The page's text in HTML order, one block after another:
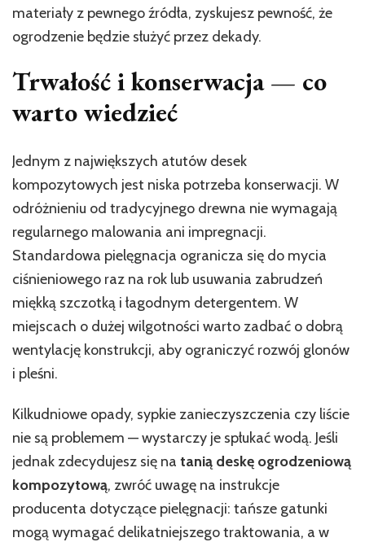
materiały z pewnego źródła, zyskujesz pewność, że
ogrodzenie będzie służyć przez dekady.
Trwałość i konserwacja — co
warto wiedzieć
Jednym z największych atutów desek
kompozytowych jest niska potrzeba konserwacji. W
odróżnieniu od tradycyjnego drewna nie wymagają
regularnego malowania ani impregnacji.
Standardowa pielęgnacja ogranicza się do mycia
ciśnieniowego raz na rok lub usuwania zabrudzeń
miękką szczotką i łagodnym detergentem. W
miejscach o dużej wilgotności warto zadbać o dobrą
wentylację konstrukcji, aby ograniczyć rozwój glonów
i pleśni.
Kilkudniowe opady, sypkie zanieczyszczenia czy liście
nie są problemem — wystarczy je spłukać wodą. Jeśli
jednak zdecydujesz się na tanią deskę ogrodzeniową
kompozytową, zwróć uwagę na instrukcje
producenta dotyczące pielęgnacji: tańsze gatunki
mogą wymagać delikatniejszego traktowania, a w